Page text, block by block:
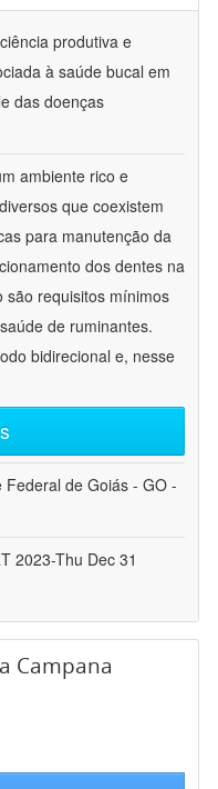
produtiva e
à saúde bucal em
das doenças
ambiente rico e
que coexistem
para manutenção da
dos dentes na
são requisitos mínimos
de ruminantes.
bidirecional e, nesse
Federal de Goiás - GO -
2023-Thu Dec 31
Campana